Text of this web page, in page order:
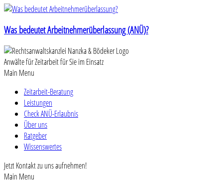
Was bedeutet Arbeitnehmerüberlassung (ANÜ)?
Anwälte für Zeitarbeit für Sie im Einsatz
Main Menu
Zeitarbeit-Beratung
Leistungen
Check ANÜ-Erlaubnis
Über uns
Ratgeber
Wissenswertes
Jetzt Kontakt zu uns aufnehmen!
Main Menu